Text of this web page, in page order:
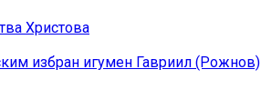
Христова
избран игумен Гавриил (Рожнов)